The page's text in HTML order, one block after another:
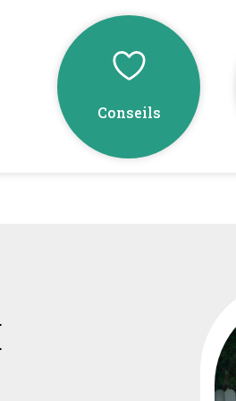
Conseils